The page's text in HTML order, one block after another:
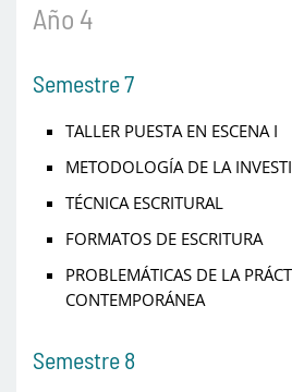
Año 4
Semestre 7
TALLER PUESTA EN ESCENA I
METODOLOGÍA DE LA
TÉCNICA ESCRITURAL
FORMATOS DE ESCRITURA
PROBLEMÁTICAS DE LA
CONTEMPORÁNEA
Semestre 8